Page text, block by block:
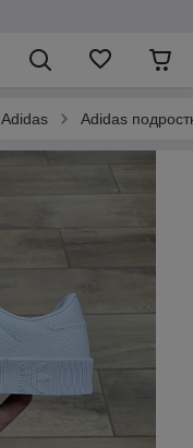
Adidas Adidas